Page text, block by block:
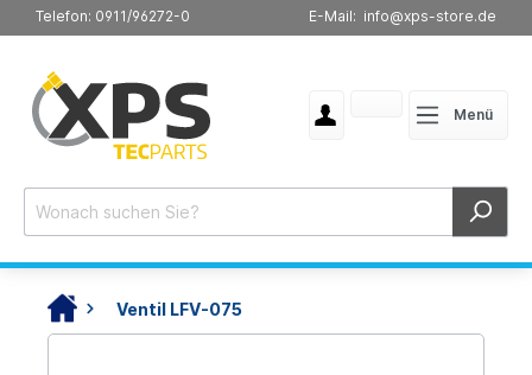
Telefon: 0911/96272-0 E-Mail: info@xps-store.de
Menü
Ventil LFV-075